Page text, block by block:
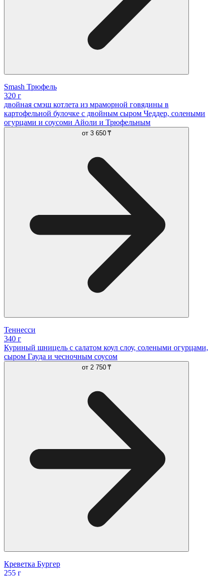
Smash Трюфель
320 г
двойная смэш котлета из мраморной говядины в
картофельной булочке с двойным сыром Чеддер, солеными
огурцами и соусоми Айоли и Трюфельным
от 3 650 ₸
Теннесси
340 г
Куриный шницель с салатом коул слоу, солеными огурцами,
сыром Гауда и чесночным соусом
от 2 750 ₸
Креветка Бургер
255 г